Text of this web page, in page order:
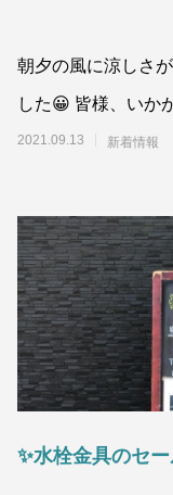
朝夕の風に涼しさ
した😀 皆様、いか
事態宣言やまん延
2021.09.13 新着情報
✨水栓金具のセ